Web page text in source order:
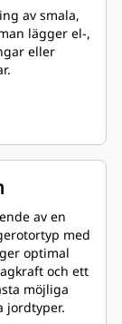
av smala,
lägger el-,
eller
av en
med
optimal
och ett
möjliga
jordtyper.